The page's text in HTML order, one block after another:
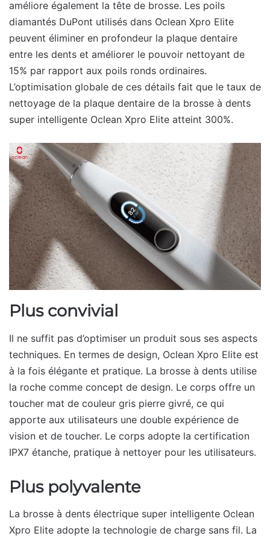
améliore également la tête de brosse. Les poils
diamantés DuPont utilisés dans Oclean Xpro Elite
peuvent éliminer en profondeur la plaque dentaire
entre les dents et améliorer le pouvoir nettoyant de
15% par rapport aux poils ronds ordinaires.
L’optimisation globale de ces détails fait que le taux de
nettoyage de la plaque dentaire de la brosse à dents
super intelligente Oclean Xpro Elite atteint 300%.
Plus convivial
Il ne suffit pas d’optimiser un produit sous ses aspects
techniques. En termes de design, Oclean Xpro Elite est
à la fois élégante et pratique. La brosse à dents utilise
la roche comme concept de design. Le corps offre un
toucher mat de couleur gris pierre givré, ce qui
apporte aux utilisateurs une double expérience de
vision et de toucher. Le corps adopte la certification
IPX7 étanche, pratique à nettoyer pour les utilisateurs.
Plus polyvalente
La brosse à dents électrique super intelligente Oclean
Xpro Elite adopte la technologie de charge sans fil. La